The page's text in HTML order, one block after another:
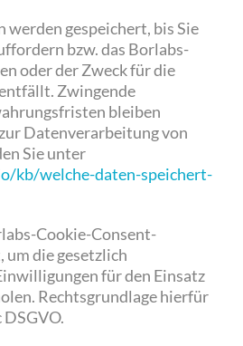
werden gespeichert, bis Sie
bzw. das Borlabs-
oder der Zweck für die
Zwingende
bleiben
Datenverarbeitung von
Sie unter
kb/welche-daten-speichert-
Cookie-Consent-
um die gesetzlich
für den Einsatz
Rechtsgrundlage hierfür